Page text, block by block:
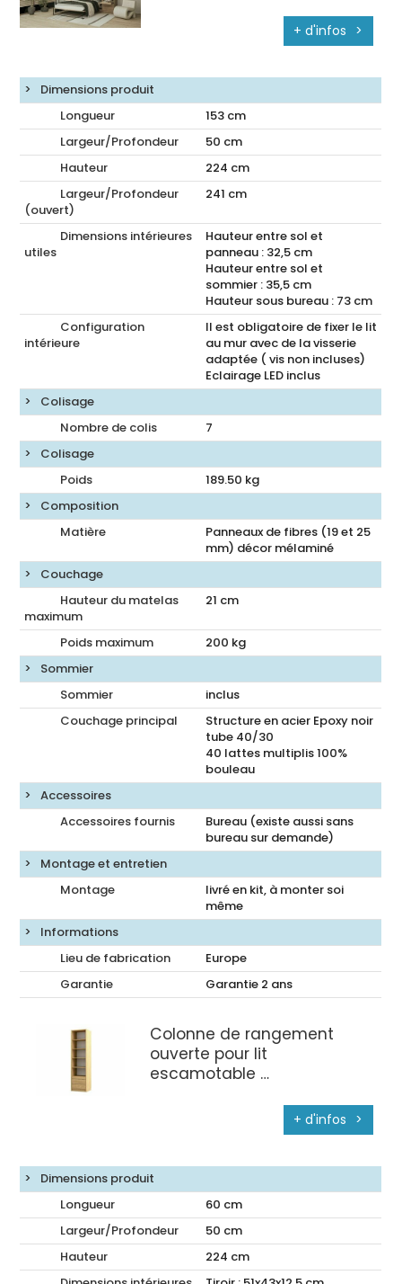
+ d'infos
Dimensions produit
Longueur
153 cm
Largeur/Profondeur
50 cm
Hauteur
224 cm
Largeur/Profondeur
(ouvert)
241 cm
Dimensions intérieures
utiles
Hauteur entre sol et
panneau : 32,5 cm
Hauteur entre sol et
sommier : 35,5 cm
Hauteur sous bureau : 73 cm
Configuration
intérieure
Il est obligatoire de fixer le lit
au mur avec de la visserie
adaptée ( vis non incluses)
Eclairage LED inclus
Colisage
Nombre de colis
7
Colisage
Poids
189.50 kg
Composition
Matière
Panneaux de fibres (19 et 25
mm) décor mélaminé
Couchage
Hauteur du matelas
maximum
21 cm
Poids maximum
200 kg
Sommier
Sommier
inclus
Couchage principal
Structure en acier Epoxy noir
tube 40/30
40 lattes multiplis 100%
bouleau
Accessoires
Accessoires fournis
Bureau (existe aussi sans
bureau sur demande)
Montage et entretien
Montage
livré en kit, à monter soi
même
Informations
Lieu de fabrication
Europe
Garantie
Garantie 2 ans
Colonne de rangement
ouverte pour lit
escamotable
+ d'infos
Dimensions produit
Longueur
60 cm
Largeur/Profondeur
50 cm
Hauteur
224 cm